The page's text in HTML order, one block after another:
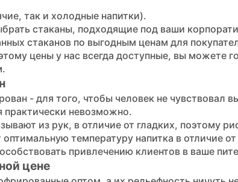
так и холодные напитки).
стаканы, подходящие под ваши
стаканов по выгодным ценам для
цены у нас всегда доступные, вы можете
- для того, чтобы человек не чувствовал
практически невозможно.
из рук, в отличие от гладких, поэтому
температуру напитка в отличие
привлечению клиентов в ваше
цене